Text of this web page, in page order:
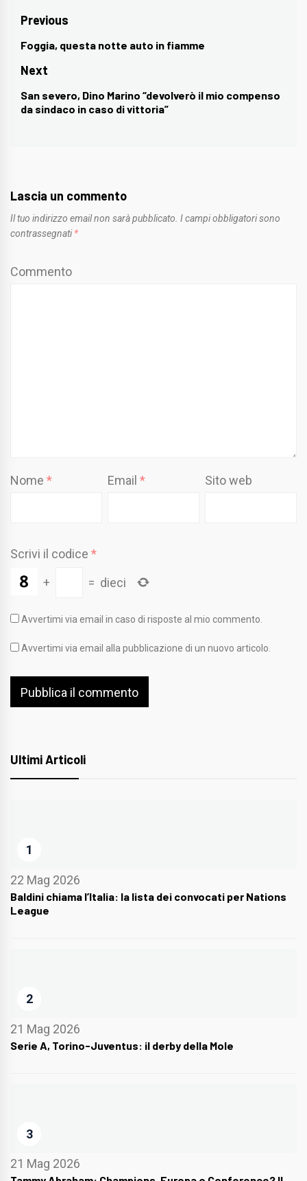
Navigazione
articoli
Previous
Previous
post:
Foggia, questa notte auto in fiamme
Next
Next
post:
San severo, Dino Marino “devolverò il mio compenso
da sindaco in caso di vittoria”
Lascia un commento
Il tuo indirizzo email non sarà pubblicato. I campi obbligatori sono
contrassegnati *
Commento
Nome * Email* Sito web
Scrivi il codice *
+
= dieci
Avvertimi via email in caso di risposte al mio commento.
Avvertimi via email alla pubblicazione di un nuovo articolo.
Ultimi Articoli
1
22 Mag 2026
Baldini chiama l’Italia: la lista dei convocati per Nations
League
2
21 Mag 2026
Serie A, Torino-Juventus: il derby della Mole
3
21 Mag 2026